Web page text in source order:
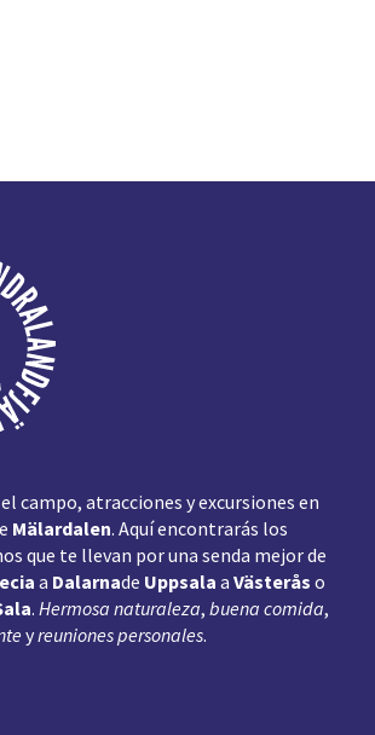
campo, atracciones y excursiones en
Mälardalen. Aquí encontrarás los
que te llevan por una senda mejor de
a Dalarnade Uppsala a Västerås o
. Hermosa naturaleza, buena comida,
yreuniones personales.